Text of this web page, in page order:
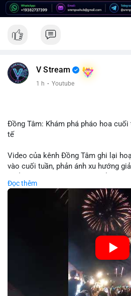
V Stream
1 h · Youtube
Đồng Tâm: Khám phá pháo hoa
tế
Video của kênh Đồng Tâm ghi lại
vào cuối tuần, phản ánh xu hướng
trải nghiệm hơn là đầu tư vào tài
lãi suất ổn định và thị trường crypto
như vậy thường tăng trưởng khi
tiêu. Tuy nhiên, sự ưu tiên giải trí có
tiết kiệm hoặc đầu tư vào crypto
🎥 Xem video trực tiếp tại:
Nguồn: Đồng Tâm
Đọc thêm